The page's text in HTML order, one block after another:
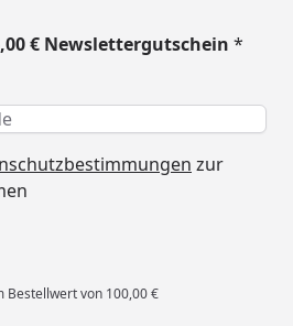
oder Maria 44 B
€ Newslettergutschein *
zur
Bestellwert von 100,00 €